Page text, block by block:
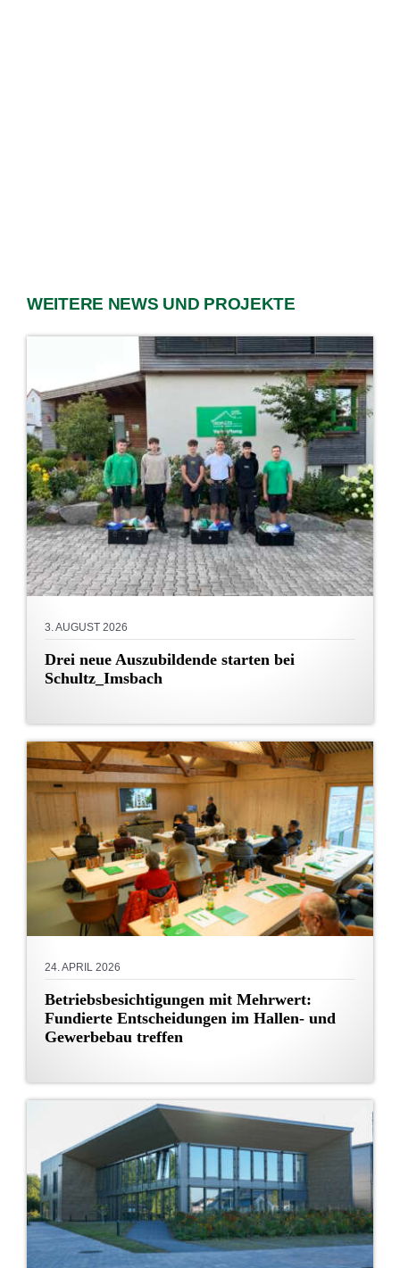
WEITERE NEWS UND PROJEKTE
3. AUGUST 2026
Drei neue Auszubildende starten bei
Schultz_Imsbach
24. APRIL 2026
Betriebsbesichtigungen mit Mehrwert:
Fundierte Entscheidungen im Hallen- und
Gewerbebau treffen